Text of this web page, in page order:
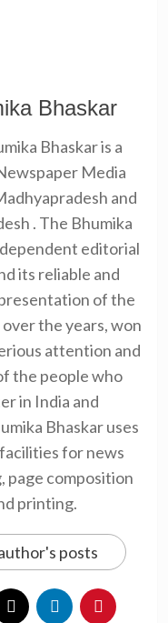
Bhaskar
Bhaskar is a
Media
and
. The Bhumika
editorial
its reliable and
of the
the years, won
attention and
the people who
in India and
Bhaskar uses
for news
page composition
printing.
posts